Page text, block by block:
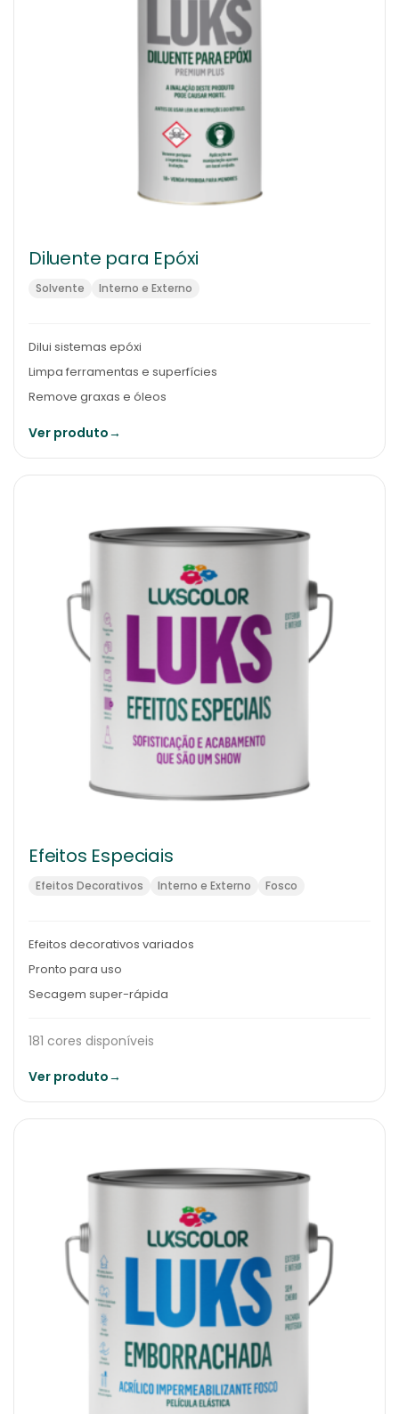
Diluente para Epóxi
Solvente Interno e Externo
Dilui sistemas epóxi
Limpa ferramentas e superfícies
Remove graxas e óleos
Ver produto→
Efeitos Especiais
Efeitos Decorativos Interno e Externo Fosco
Efeitos decorativos variados
Pronto para uso
Secagem super-rápida
181 cores disponíveis
Ver produto→